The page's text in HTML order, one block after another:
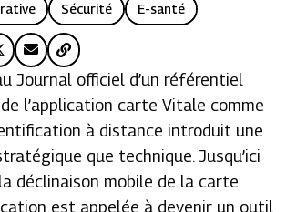
Sécurité E-santé
Journal officiel d’un référentiel
l’application carte Vitale comme
à distance introduit une
que technique. Jusqu’ici
déclinaison mobile de la carte
est appelée à devenir un outil